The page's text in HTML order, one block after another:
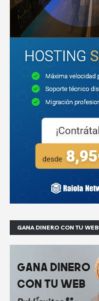
GANA DINERO CON TU WEB